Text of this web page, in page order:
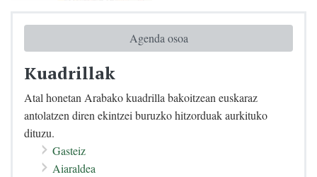
Agenda osoa
Kuadrillak
Atal honetan Arabako kuadrilla bakoitzean euskaraz
antolatzen diren ekintzei buruzko hitzorduak aurkituko
dituzu.
Gasteiz
Aiaraldea